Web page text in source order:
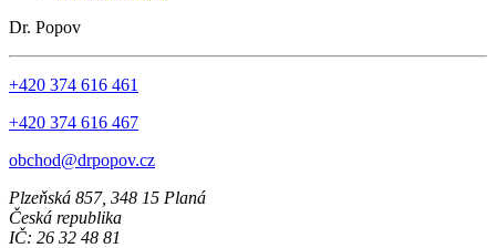
Dr. Popov
+420 374 616 461
+420 374 616 467
obchod@drpopov.cz
Plzeňská 857, 348 15 Planá
Česká republika
IČ: 26 32 48 81